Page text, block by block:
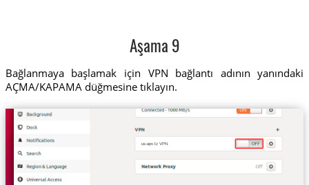
Aşama 9
Bağlanmaya başlamak için VPN bağlantı adının yanındaki
AÇMA/KAPAMA düğmesine tıklayın.
us-apv.tz VPN